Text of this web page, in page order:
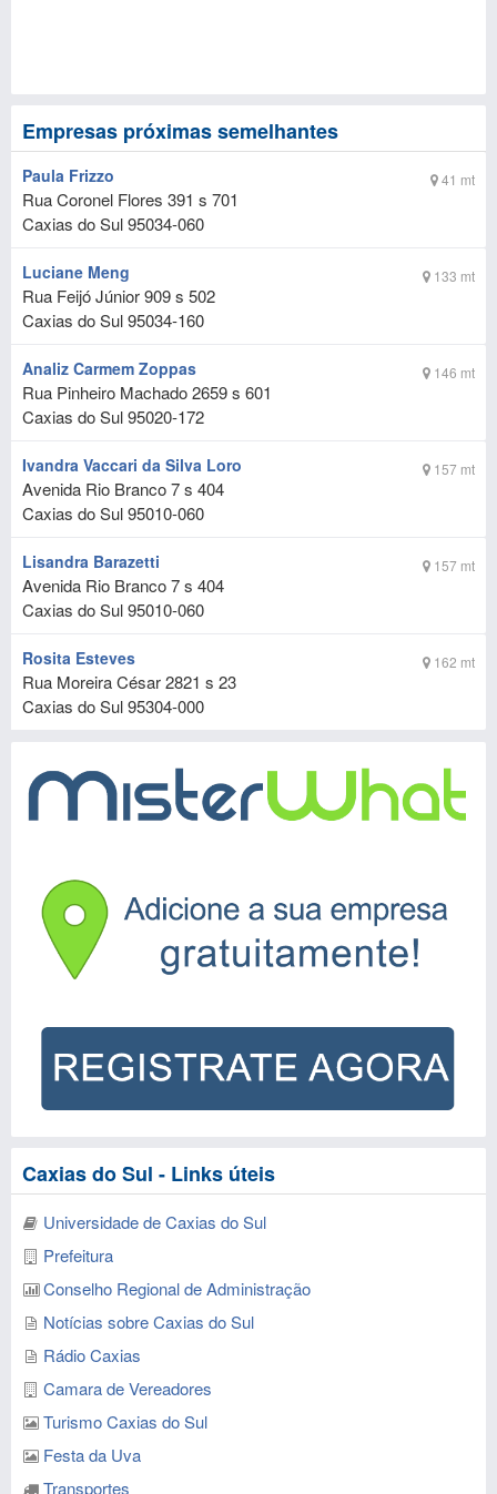
Empresas próximas semelhantes
41 mt
Paula Frizzo
Rua Coronel Flores 391 s 701
Caxias do Sul95034-060
133 mt
Luciane Meng
Rua Feijó Júnior 909 s 502
Caxias do Sul95034-160
146 mt
Analiz Carmem Zoppas
Rua Pinheiro Machado 2659 s 601
Caxias do Sul95020-172
157 mt
Ivandra Vaccari da Silva Loro
Avenida Rio Branco 7 s 404
Caxias do Sul95010-060
157 mt
Lisandra Barazetti
Avenida Rio Branco 7 s 404
Caxias do Sul95010-060
162 mt
Rosita Esteves
Rua Moreira César 2821 s 23
Caxias do Sul95304-000
Caxias do Sul - Links úteis
Universidade de Caxias do Sul
Prefeitura
Conselho Regional de Administração
Notícias sobre Caxias do Sul
Rádio Caxias
Camara de Vereadores
Turismo Caxias do Sul
Festa da Uva
Transportes